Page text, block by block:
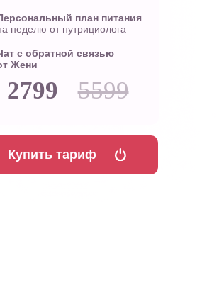
2799 5599
план питания
неделю от нутрициолога
с обратной связью
Жени
Купить тариф